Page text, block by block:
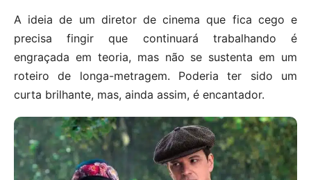
A ideia de um diretor de cinema que fica cego e
precisa fingir que continuará trabalhando é
engraçada em teoria, mas não se sustenta em um
roteiro de longa-metragem. Poderia ter sido um
curta brilhante, mas, ainda assim, é encantador.